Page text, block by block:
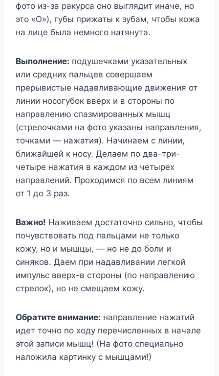
фото из-за ракурса оно выглядит иначе, но
это «О»), губы прижаты к зубам, чтобы кожа
на лице была немного натянута.
Выполнение: подушечками указательных
или средних пальцев совершаем
прерывистые надавливающие движения от
линии носогубок вверх и в стороны по
направлению спазмированных мышц
(стрелочками на фото указаны направления,
точками — нажатия). Начинаем с линии,
ближайшей к носу. Делаем по два-три-
четыре нажатия в каждом из четырех
направлений. Проходимся по всем линиям
от 1 до 3 раз.
Важно! Наживаем достаточно сильно, чтобы
почувствовать под пальцами не только
кожу, но и мышцы, — но не до боли и
синяков. Даем при надавливании легкой
импульс вверх-в стороны (по направлению
стрелок), но не смещаем кожу.
Обратите внимание: направление нажатий
идет точно по ходу перечисленных в начале
этой записи мышц! (На фото специально
наложила картинку с мышцами!)